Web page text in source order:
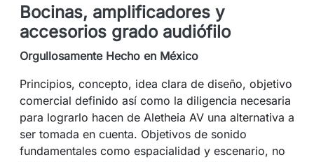
Bocinas, amplificadores y
accesorios grado audiófilo
Orgullosamente Hecho en México
Principios, concepto, idea clara de diseño, objetivo
comercial definido así como la diligencia necesaria
para lograrlo hacen de Aletheia AV una alternativa a
ser tomada en cuenta. Objetivos de sonido
fundamentales como espacialidad y escenario, no